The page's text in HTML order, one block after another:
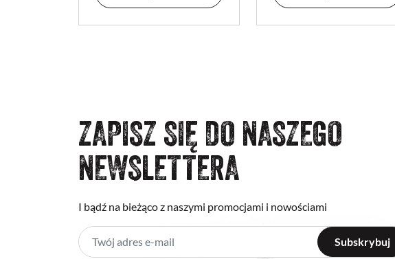
ZAPISZ SIĘ DO NASZEGO
NEWSLETTERA
I bądź na bieżąco z naszymi promocjami i nowościami